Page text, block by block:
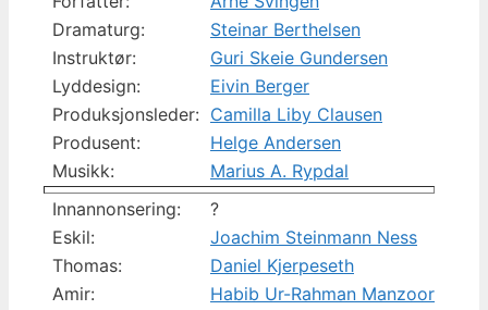
Dramaturg:
Steinar Berthelsen
Instruktør:
Guri Skeie Gundersen
Lyddesign:
Eivin Berger
Produksjonsleder: Camilla Liby Clausen
Produsent:
Helge Andersen
Musikk:
Marius A. Rypdal
Innannonsering:
?
Eskil:
Joachim Steinmann Ness
Thomas:
Daniel Kjerpeseth
Amir:
Habib Ur-Rahman Manzoor